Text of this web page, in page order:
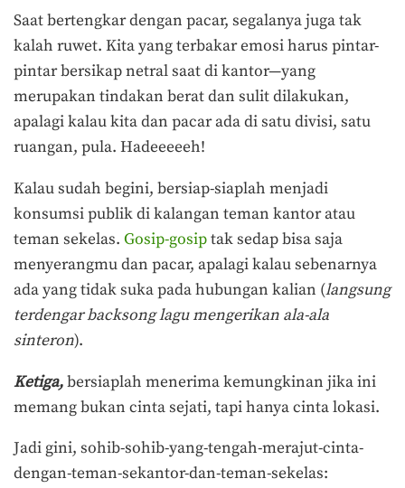
Saat bertengkar dengan pacar, segalanya juga tak
kalah ruwet. Kita yang terbakar emosi harus pintar-
pintar bersikap netral saat di kantor—yang
merupakan tindakan berat dan sulit dilakukan,
apalagi kalau kita dan pacar ada di satu divisi, satu
ruangan, pula. Hadeeeeeh!
Kalau sudah begini, bersiap-siaplah menjadi
konsumsi publik di kalangan teman kantor atau
teman sekelas. Gosip-gosiptak sedap bisa saja
menyerangmu dan pacar, apalagi kalau sebenarnya
ada yang tidak suka pada hubungan kalian (langsung
terdengar backsong lagu mengerikan ala-ala
sinteron).
Ketiga,bersiaplah menerima kemungkinan jika ini
memang bukan cinta sejati, tapi hanya cinta lokasi.
Jadi gini, sohib-sohib-yang-tengah-merajut-cinta-
dengan-teman-sekantor-dan-teman-sekelas: